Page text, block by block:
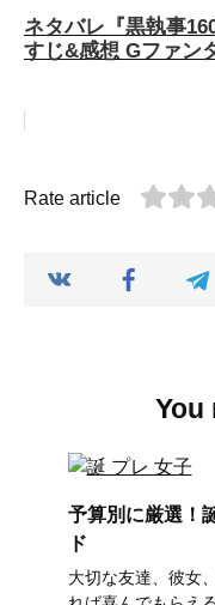
ネタバレ『黒執事
すじ&感想 Gファン
Rate article
You
予算別に厳選！
ド
大切な友達、彼女